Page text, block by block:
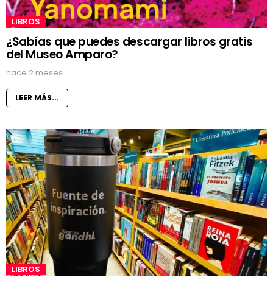
LIBROS
¿Sabías que puedes descargar libros gratis
del Museo Amparo?
hace 2 meses
LEER MÁS...
LIBROS